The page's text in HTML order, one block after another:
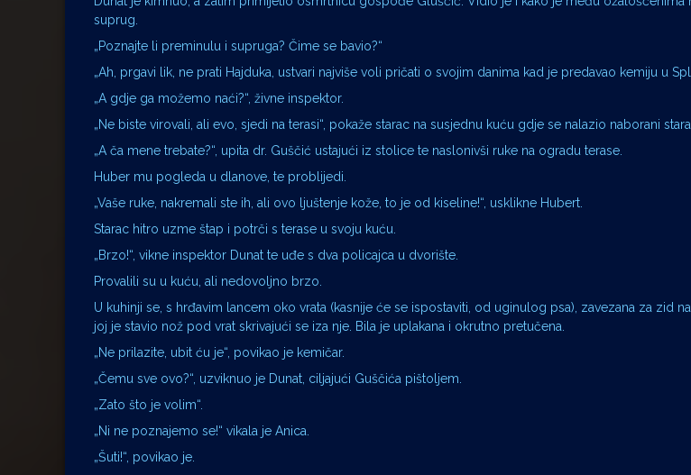
suprug.
„Poznajte li preminulu i supruga? Čime se bavio?“
„Ah, prgavi lik, ne prati Hajduka, ustvari najviše voli pričati o svojim danima kad je predavao kemiju u
„A gdje ga možemo naći?“, živne inspektor.
„Ne biste virovali, ali evo, sjedi na terasi“, pokaže starac na susjednu kuću gdje se nalazio naborani
„A ča mene trebate?“, upita dr. Guščić ustajući iz stolice te naslonivši ruke na ogradu terase.
Huber mu pogleda u dlanove, te problijedi.
„Vaše ruke, nakremali ste ih, ali ovo ljuštenje kože, to je od kiseline!“, usklikne Hubert.
Starac hitro uzme štap i potrči s terase u svoju kuću.
„Brzo!“, vikne inspektor Dunat te uđe s dva policajca u dvorište.
Provalili su u kuću, ali nedovoljno brzo.
U kuhinji se, s hrđavim lancem oko vrata (kasnije će se ispostaviti, od uginulog psa), zavezana za zid
joj je stavio nož pod vrat skrivajući se iza nje. Bila je uplakana i okrutno pretučena.
„Ne prilazite, ubit ću je“, povikao je kemičar.
„Čemu sve ovo?“, uzviknuo je Dunat, ciljajući Guščića pištoljem.
„Zato što je volim“.
„Ni ne poznajemo se!“ vikala je Anica.
„Šuti!“, povikao je.